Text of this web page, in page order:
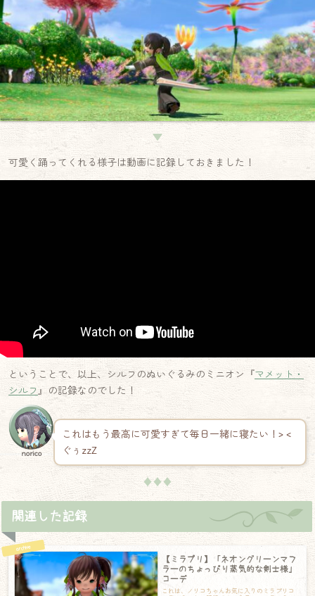
▼
可愛く踊ってくれる様子は動画に記録しておきました！
ということで、以上、シルフのぬいぐるみのミニオン『マメット・
シルフ 』の記録なのでした！
norico
これはもう最高に可愛すぎて毎日一緒に寝たい！> <
ぐぅzzZ
♦♦♦
関連した記録
【ミラプリ】「ネオングリーンマフ
ラーのちょっぴり蒸気的な剣士様」
コーデ
これは、ノリコちゃんお気に入りのミラプリコ